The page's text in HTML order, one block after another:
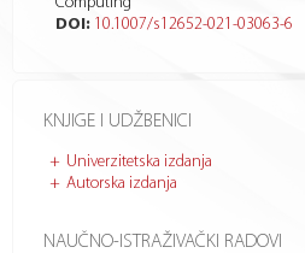
KNJIGE I UDŽBENICI
Univerzitetska izdanja
Autorska izdanja
NAUČNO-ISTRAŽIVAČKI RADOVI
DOI: 10.1007/s12652-021-03063-6